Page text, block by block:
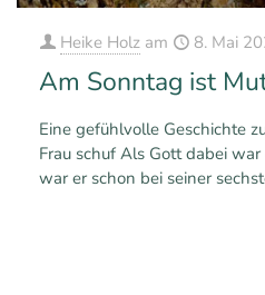
Heike Holz am 8. Mai
Am Sonntag ist
Eine gefühlvolle Geschichte
Frau schuf Als Gott dabei
war er schon bei seiner